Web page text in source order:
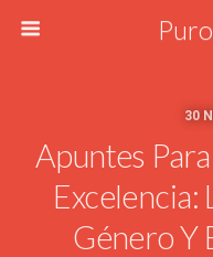
30
Apuntes
Excelencia:
Género Y